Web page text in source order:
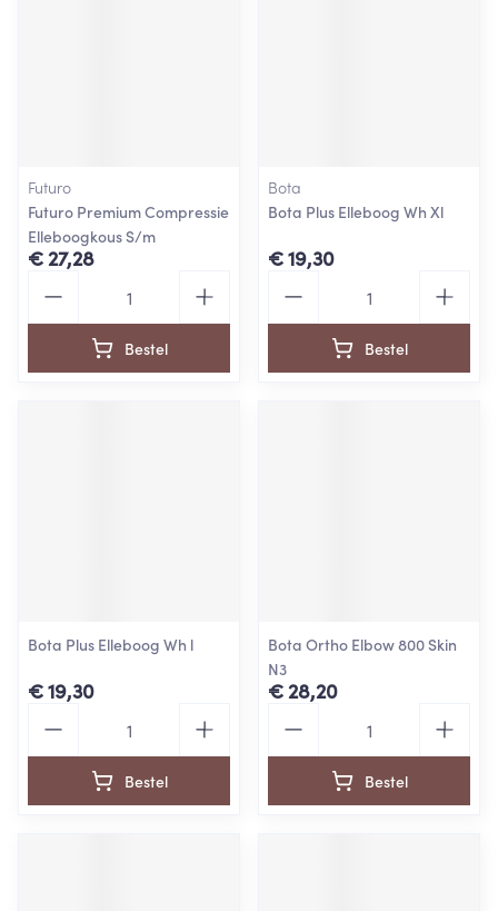
Futuro
Futuro Premium Compressie
Elleboogkous S/m
€ 27,28
Bestel
Bota
Bota Plus Elleboog Wh Xl
€ 19,30
Bestel
Bota Plus Elleboog Wh l
€ 19,30
Bestel
Bota Ortho Elbow 800 Skin
N3
€ 28,20
Bestel